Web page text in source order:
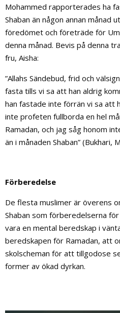
Mohammed rapporterades ha
Shaban än någon annan månad
föredömet och företräde för
denna månad. Bevis på denna
fru, Aisha:
”Allahs Sändebud, frid och
fasta tills vi sa att han aldrig
han fastade inte förrän vi sa att
inte profeten fullborda en hel
Ramadan, och jag såg honom
än i månaden Shaban” (Bukhari,
Förberedelse
De flesta muslimer är överens
Shaban som förberedelserna
vara en mental beredskap i
beredskapen för Ramadan, att
skolscheman för att tillgodose
former av ökad dyrkan.